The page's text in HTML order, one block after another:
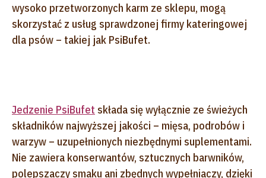
wysoko przetworzonych karm ze sklepu, mogą
skorzystać z usług sprawdzonej firmy kateringowej
dla psów – takiej jak PsiBufet.
Jedzenie PsiBufet składa się wyłącznie ze świeżych
składników najwyższej jakości – mięsa, podrobów i
warzyw – uzupełnionych niezbędnymi suplementami.
Nie zawiera konserwantów, sztucznych barwników,
polepszaczy smaku ani zbędnych wypełniaczy, dzięki